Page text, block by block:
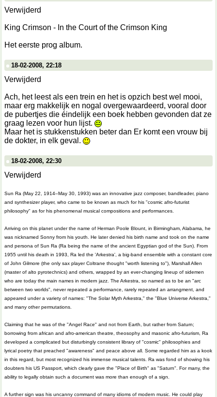
Verwijderd
King Crimson - In the Court of the Crimson King
Het eerste prog album.
18-02-2008, 22:18
Verwijderd
Ach, het leest als een trein en het is opzich best wel mooi,
maar erg makkelijk en nogal overgewaardeerd, vooral door
de pubertjes die éindelijk een boek hebben gevonden dat ze
graag lezen voor hun lijst.
Maar het is stukkenstukken beter dan Er komt een vrouw bij
de dokter, in elk geval.
18-02-2008, 22:30
Verwijderd
Sun Ra (May 22, 1914–May 30, 1993) was an innovative jazz composer, bandleader, piano
and synthesizer player, who came to be known as much for his "cosmic afro-futurist
philosophy" as for his phenomenal musical compositions and performances.
Arriving on this planet under the name of Herman Poole Blount, in Birmingham, Alabama, he
was nicknamed Sonny from his youth. He later denied his birth name and took on the name
and persona of Sun Ra (Ra being the name of the ancient Egyptian god of the Sun). From
1955 until his death in 1993, Ra led the 'Arkestra', a big-band ensemble with a constant core
of John Gilmore (the only sax player Coltrane thought "worth listening to"), Marshall Allen
(master of alto pyrotechnics) and others, wrapped by an ever-changing lineup of sidemen
who are today the main names in modern jazz. The Arkestra, so named as to be an "arc
between two worlds", never repeated a performance, rarely repeated an arrangment, and
appeared under a variety of names: "The Solar Myth Arkestra," the "Blue Universe Arkestra,"
and many other permutations.
Claiming that he was of the "Angel Race" and not from Earth, but rather from Saturn;
borrowing from african and afro-american theatre, theosophy and masonic afro-futurism, Ra
developed a complicated but disturbingly consistent library of "cosmic" philosophies and
lyrical poetry that preached "awareness" and peace above all. Some regarded him as a kook
in this regard, but most recognized his immense musical talents. Ra was fond of showing his
doubters his US Passport, which clearly gave the "Place of Birth" as "Saturn". For many, the
ability to legally obtain such a document was more than enough of a sign.
A further sign was his uncanny command of many idioms of modern music. He could play